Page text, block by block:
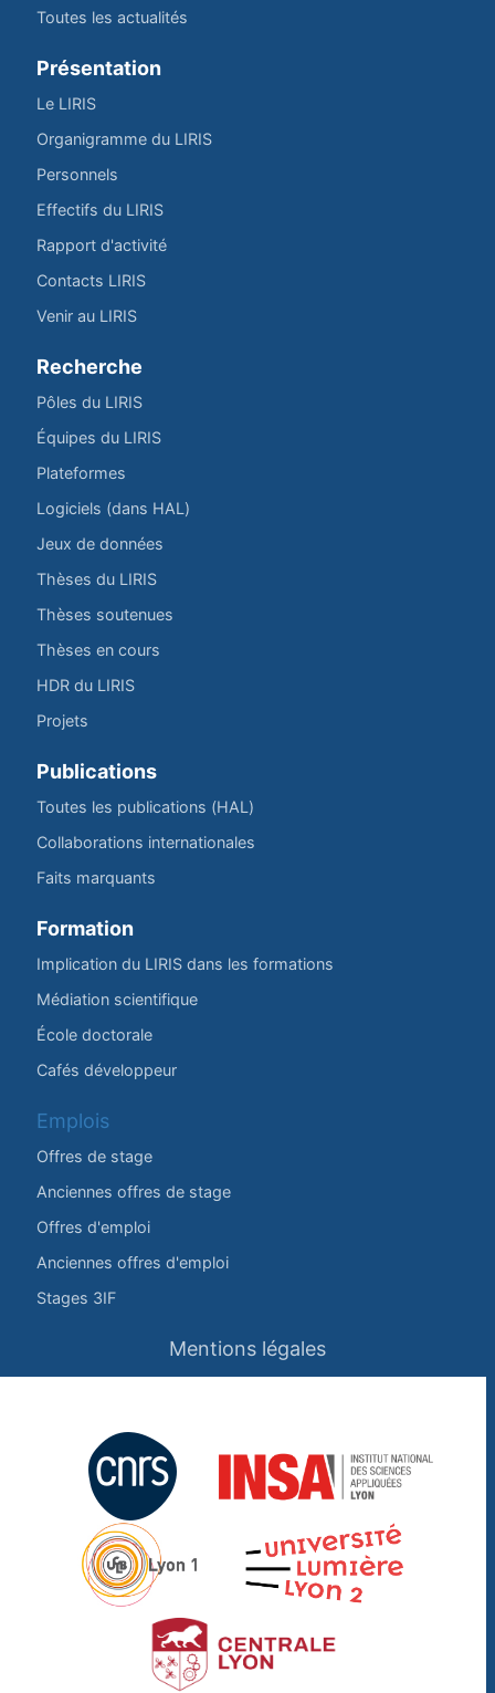
Toutes les actualités
Présentation
Le LIRIS
Organigramme du LIRIS
Personnels
Effectifs du LIRIS
Rapport d'activité
Contacts LIRIS
Venir au LIRIS
Recherche
Pôles du LIRIS
Équipes du LIRIS
Plateformes
Logiciels (dans HAL)
Jeux de données
Thèses du LIRIS
Thèses soutenues
Thèses en cours
HDR du LIRIS
Projets
Publications
Toutes les publications (HAL)
Collaborations internationales
Faits marquants
Formation
Implication du LIRIS dans les formations
Médiation scientifique
École doctorale
Cafés développeur
Emplois
Offres de stage
Anciennes offres de stage
Offres d'emploi
Anciennes offres d'emploi
Stages 3IF
Mentions légales